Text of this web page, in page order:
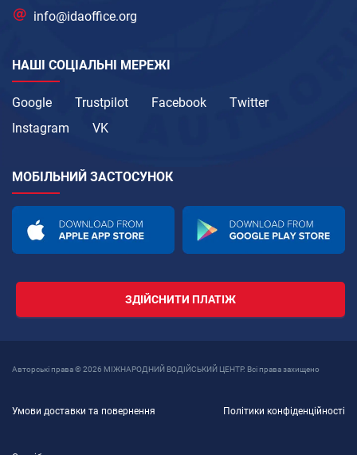
info@idaoffice.org
НАШІ СОЦІАЛЬНІ МЕРЕЖІ
Google Trustpilot Facebook
Twitter
Instagram
VK
МОБІЛЬНИЙ ЗАСТОСУНОК
ЗДІЙСНИТИ ПЛАТІЖ
Авторські права © 2026 МІЖНАРОДНИЙ ВОДІЙСЬКИЙ ЦЕНТР. Всі права захищено
Умови доставки та повернення Політики конфіденційності